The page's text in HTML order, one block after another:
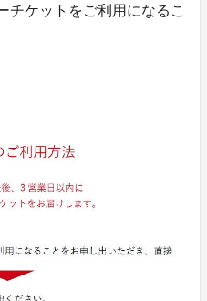
チケットをご利用になるこ